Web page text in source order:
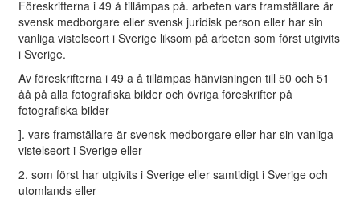
Föreskrifterna i 49 å tillämpas på. arbeten vars framställare är
svensk medborgare eller svensk juridisk person eller har sin
vanliga vistelseort i Sverige liksom på arbeten som först utgivits
i Sverige.
Av föreskrifterna i 49 a å tillämpas hänvisningen till 50 och 51
åå på alla fotografiska bilder och övriga föreskrifter på
fotografiska bilder
]. vars framställare är svensk medborgare eller har sin vanliga
vistelseort i Sverige eller
2. som först har utgivits i Sverige eller samtidigt i Sverige och
utomlands eller